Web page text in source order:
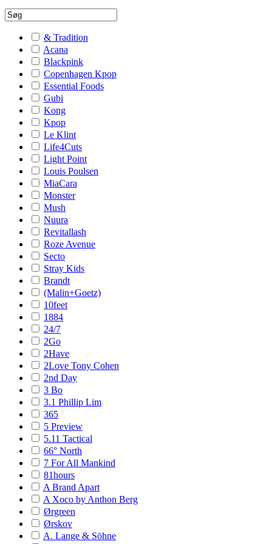
& Tradition
Acana
Blackpink
Copenhagen Kpop
Essential Foods
Gubi
Kong
Kpop
Le Klint
Life4Cuts
Light Point
Louis Poulsen
MiaCara
Monster
Mush
Nuura
Revitallash
Roze Avenue
Secto
Stray Kids
Brandt
(Malin+Goetz)
10feet
1884
24/7
2Go
2Have
2Love Tony Cohen
2nd Day
3 Bo
3.1 Phillip Lim
365
5 Preview
5.11 Tactical
66° North
7 For All Mankind
81hours
A Brand Apart
A Xoco by Anthon Berg
Ørgreen
Ørskov
A. Lange & Söhne